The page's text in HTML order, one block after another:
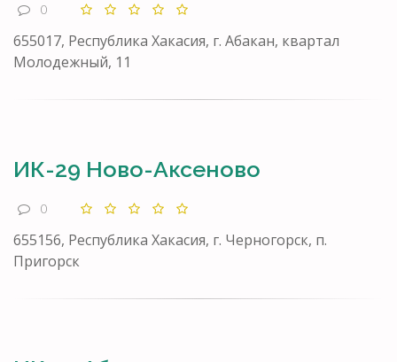
0
655017, Республика Хакасия, г. Абакан, квартал
Молодежный, 11
ИК-29 Ново-Аксеново
0
655156, Республика Хакасия, г. Черногорск, п.
Пригорск